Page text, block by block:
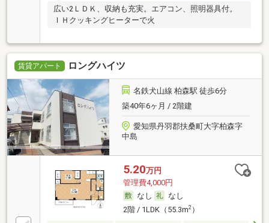
広い2ＬＤＫ、収納も充実。エアコン、照明器具付。
ＩＨクッキングヒーターで火
賃貸アパート ロングハイツ
名鉄犬山線 柏森駅 徒歩6分
築40年6ヶ月 / 2階建
愛知県丹羽郡扶桑町大字柏森字
中島
5.20万円
管理費4,000円
なし
なし
2階 / 1LDK（55.3m2）